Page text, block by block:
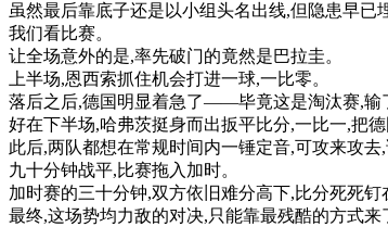
虽然最后靠底子还是 以小组头名出线,但 隐患早已
我们看比赛。
让全场意外的是,率先破门的竟然是巴拉圭。
上半场,恩西索抓住机会打进一球,一比零。
落后之后,德国明显着急了——毕竟这是淘汰赛,输
好在下半场,哈弗茨挺身而出扳平比分,一比一,把德
此后,两队都想在常规时间内一锤定音,可攻来攻去,
九十分钟战平,比赛拖入 加时。
加时赛的三十分钟,双方依旧难分高下,比分死死钉
最终,这场势均力敌的对决,只能靠最残酷的方式来